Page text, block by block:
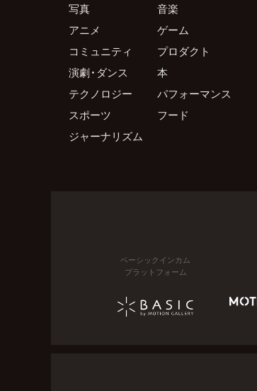
写真
音楽
アニメ
ゲーム
コミュニティ
プロダクト
演劇・ダンス
本
テクノロジー
パフォーマンス
スポーツ
フード
ジャーナリズム
ベーシックインカム
プラットフォーム